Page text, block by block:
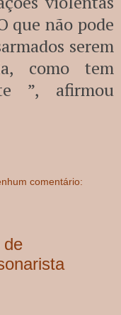
que não pode
serem
como tem
”, afirmou
comentário:
de